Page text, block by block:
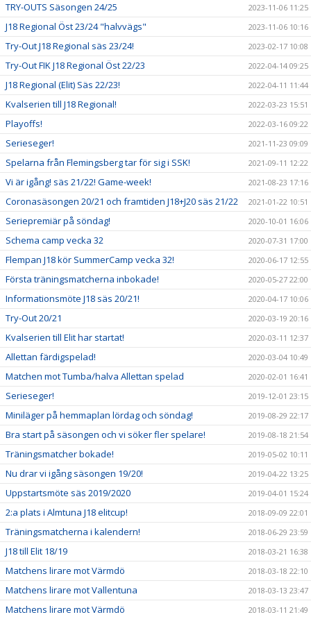
TRY-OUTS Säsongen 24/25 2023-11-06 11:25
J18 Regional Öst 23/24 "halvvägs" 2023-11-06 10:16
Try-Out J18 Regional säs 23/24! 2023-02-17 10:08
Try-Out FIK J18 Regional Öst 22/23 2022-04-14 09:25
J18 Regional (Elit) Säs 22/23! 2022-04-11 11:44
Kvalserien till J18 Regional! 2022-03-23 15:51
Playoffs! 2022-03-16 09:22
Serieseger! 2021-11-23 09:09
Spelarna från Flemingsberg tar för sig i SSK! 2021-09-11 12:22
Vi är igång! säs 21/22! Game-week! 2021-08-23 17:16
Coronasäsongen 20/21 och framtiden J18+J20 säs 21/22 2021-01-22 10:51
Seriepremiär på söndag! 2020-10-01 16:06
Schema camp vecka 32 2020-07-31 17:00
Flempan J18 kör SummerCamp vecka 32! 2020-06-17 12:55
Första träningsmatcherna inbokade! 2020-05-27 22:00
Informationsmöte J18 säs 20/21! 2020-04-17 10:06
Try-Out 20/21 2020-03-19 20:16
Kvalserien till Elit har startat! 2020-03-11 12:37
Allettan färdigspelad! 2020-03-04 10:49
Matchen mot Tumba/halva Allettan spelad 2020-02-01 16:41
Serieseger! 2019-12-01 23:15
Miniläger på hemmaplan lördag och söndag! 2019-08-29 22:17
Bra start på säsongen och vi söker fler spelare! 2019-08-18 21:54
Träningsmatcher bokade! 2019-05-02 10:11
Nu drar vi igång säsongen 19/20! 2019-04-22 13:25
Uppstartsmöte säs 2019/2020 2019-04-01 15:24
2:a plats i Almtuna J18 elitcup! 2018-09-09 22:01
Träningsmatcherna i kalendern! 2018-06-29 23:59
J18 till Elit 18/19 2018-03-21 16:38
Matchens lirare mot Värmdö 2018-03-18 22:10
Matchens lirare mot Vallentuna 2018-03-13 23:47
Matchens lirare mot Värmdö 2018-03-11 21:49